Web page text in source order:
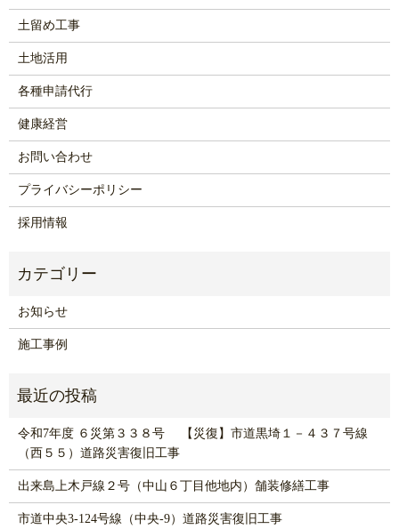
土留め工事
土地活用
各種申請代行
健康経営
お問い合わせ
プライバシーポリシー
採用情報
お知らせ
施工事例
令和7年度 ６災第３３８号 【災復】市道黒埼１－４３７号線
（西５５）道路災害復旧工事
出来島上木戸線２号（中山６丁目他地内）舗装修繕工事
市道中央3-124号線（中央-9）道路災害復旧工事